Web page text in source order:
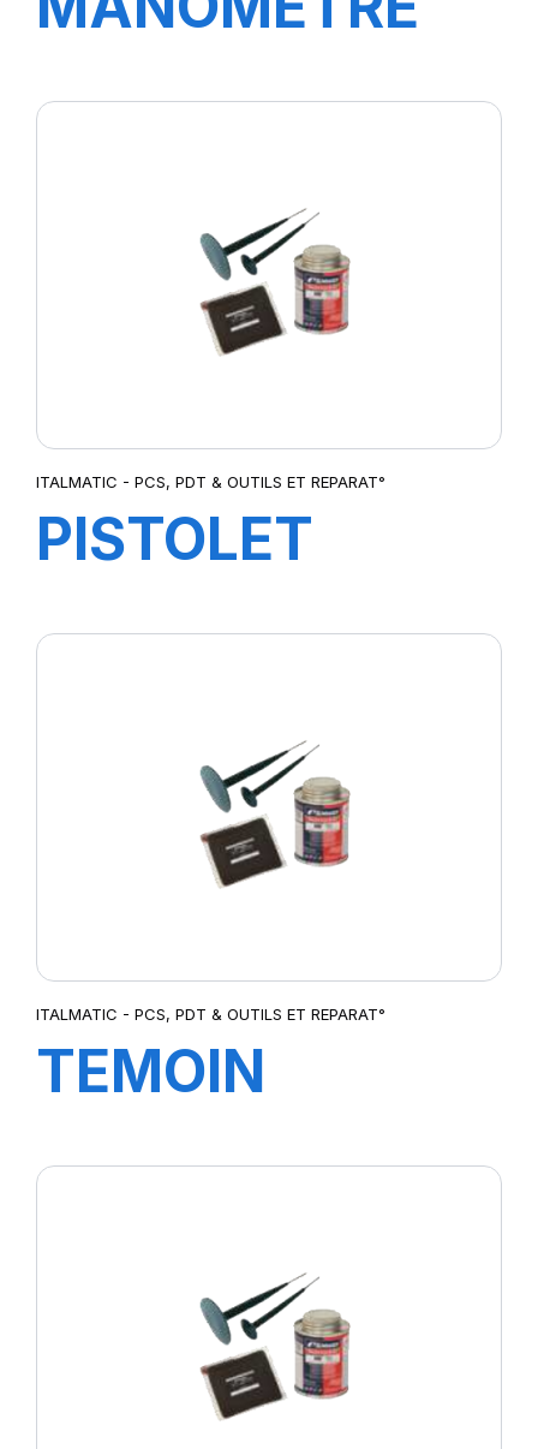
ITALMATIC - PCS, PDT & OUTILS ET REPARAT°
PISTOLET
CHALLENG
ITALMATIC - PCS, PDT & OUTILS ET REPARAT°
TEMOIN